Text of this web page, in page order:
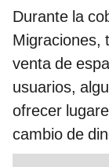
Durante la
Migraciones,
venta de
usuarios,
ofrecer
cambio de